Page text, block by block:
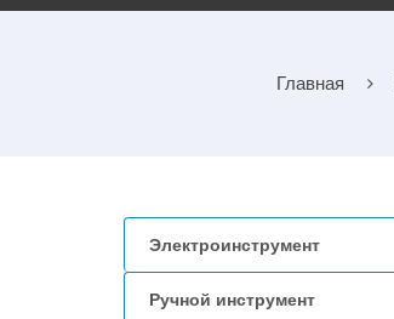
Главная
Электроинструмент
Ручной инструмент